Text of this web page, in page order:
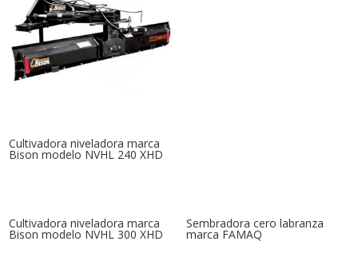
Cultivadora niveladora marca
Bison modelo NVHL 240 XHD
Cultivadora niveladora marca
Bison modelo NVHL 300 XHD
Sembradora cero labranza
marca FAMAQ